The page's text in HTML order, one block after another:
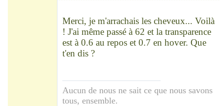
Merci, je m'arrachais les cheveux... Voilà
! J'ai même passé à 62 et la transparence
est à 0.6 au repos et 0.7 en hover. Que
t'en dis ?
Aucun de nous ne sait ce que nous savons
tous, ensemble.